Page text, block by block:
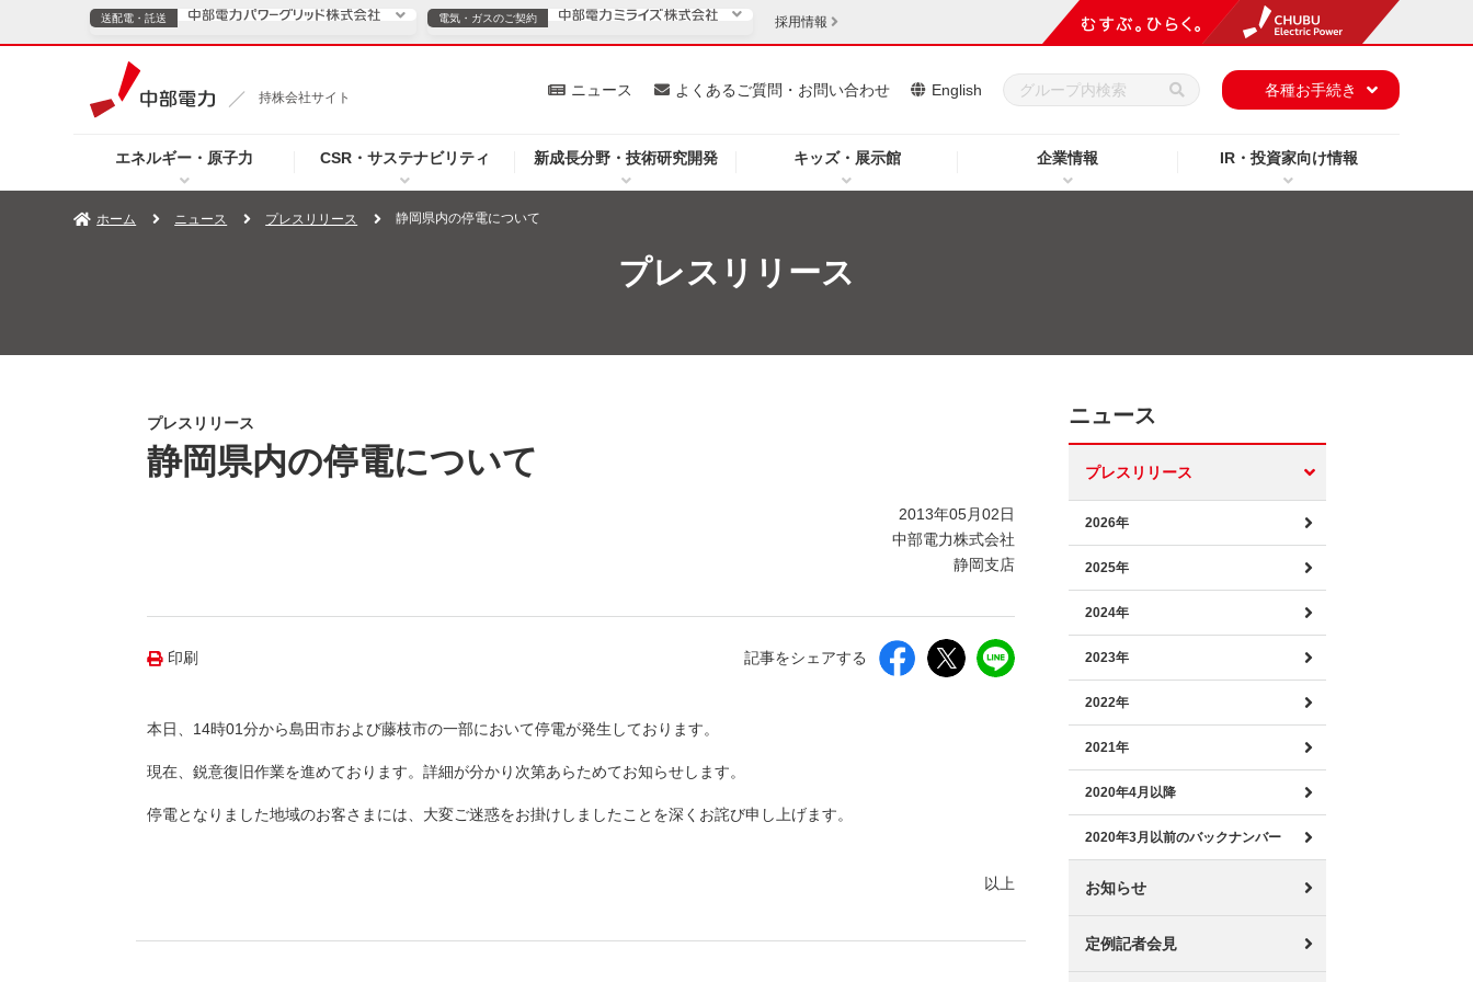
持株会社サイト
エネルギー・原子力 CSR・サステナビリティ 新成長分野・技術研究開発 キッズ・展示館 企業情報 IR・投資家向け情報
ニュース よくあるご質問・お問い合わせ English 各種お手続き
送配電・託送
TOPページへ ご案内 安定供給
企業情報
電気・ガスのご契約
電気・ガスのご契約
TOPページへ 個人のお客さま 法人のお客さま
採用情報
ホーム ニュース プレスリリース 静岡県内の停電について
プレスリリース
プレスリリース
静岡県内の停電について
2013年05月02日
中部電力株式会社
静岡支店
印刷 記事をシェアする
本日、14時01分から島田市および藤枝市の一部において停電が発生しております。
現在、鋭意復旧作業を進めております。詳細が分かり次第あらためてお知らせします。
停電となりました地域のお客さまには、大変ご迷惑をお掛けしましたことを深くお詫び申し上げます。
以上
ニュース
プレスリリース
2026年
2025年
2024年
2023年
2022年
2021年
2020年4月以降
2020年3月以前のバックナンバー
お知らせ
定例記者会見